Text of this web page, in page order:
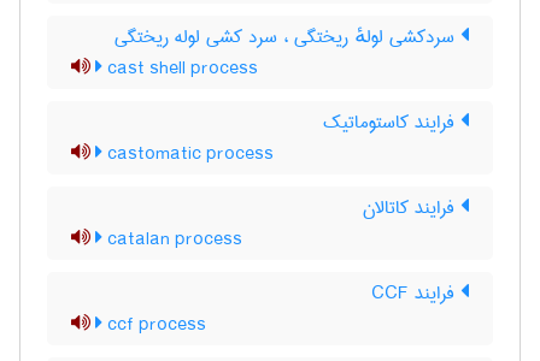
سردکشی لولهٔ ریختگی ، سرد کشی لوله ریختگی
cast shell process
فرایند کاستوماتیک
castomatic process
فرایند کاتالان
catalan process
فرایند CCF
ccf process